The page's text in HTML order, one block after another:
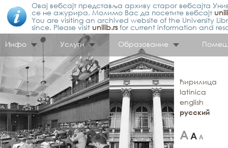
Овај вебсајт представља архиву старог вебсајта
се не ажурира. Молимо Вас да посетите вебсајт
You are visiting an archived website of the University
since. Please visit unilib.rsfor current information and
Инфо
Услуги Образование
ћирилица
latinica
english
русский